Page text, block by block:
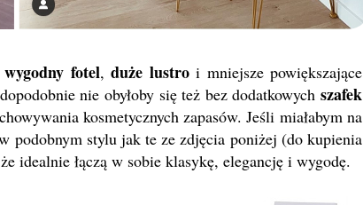
wygodny fotel,duże lustroi mniejsze powiększające
nie obyłoby się też bez dodatkowychszafek
kosmetycznych zapasów. Jeśli miałabym na
podobnym stylu jak te ze zdjęcia poniżej (do kupienia
idealnie łączą w sobie klasykę, elegancję i wygodę.